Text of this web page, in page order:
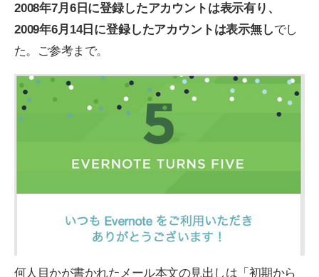
2008年7月6日に登録したアカウントは表示有り、
2009年6月14日に登録したアカウントは表示無しでし
た。ご参考まで。
何人目かが書かれたメール本文の見出しは「初期から